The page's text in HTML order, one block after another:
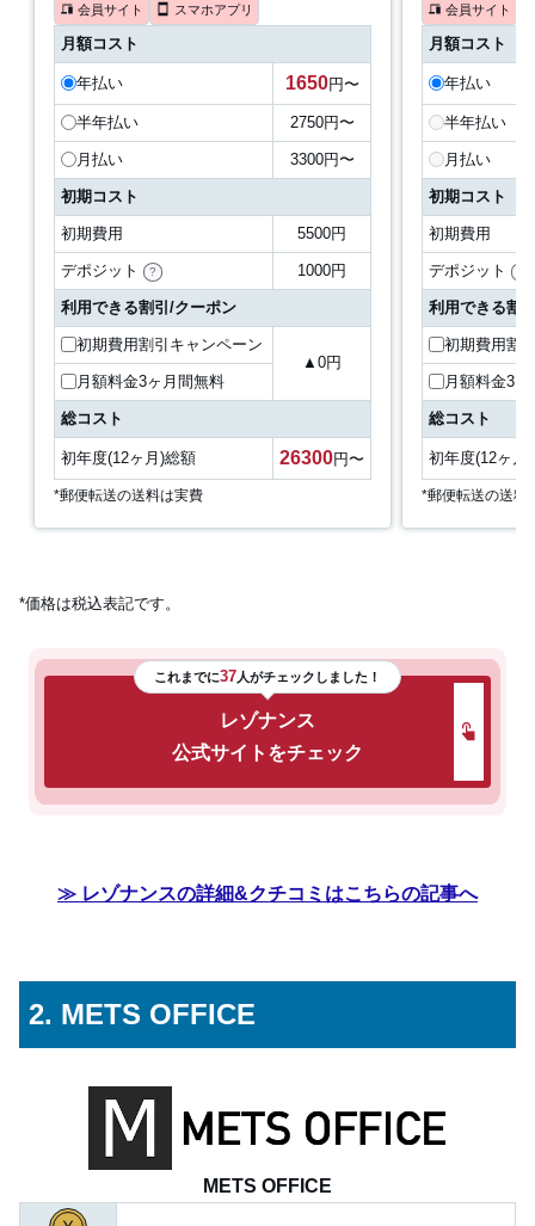
会員サイト スマホアプリ
月額コスト
年払い 1650円〜
半年払い 2750円〜
月払い 3300円〜
初期コスト
初期費用 5500円
デポジット ? 1000円
利用できる割引/クーポン
初期費用割引キャンペーン
▲ 0円
月額料金3ヶ月間無料
総コスト
初年度(12ヶ月)総額 26300円〜
*郵便転送の送料は実費
会員サイト
月額コスト
年払い
半年払い
月払い
初期コスト
初期費用
デポジット
利用できる割
初期費用割
月額料金3ヶ
総コスト
初年度(12ヶ月
*郵便転送の送料
*価格は税込表記です。
これまでに37人がチェックしました！
レゾナンス
公式サイトをチェック
≫ レゾナンスの詳細&クチコミはこちらの記事へ
2. METS OFFICE
METS OFFICE